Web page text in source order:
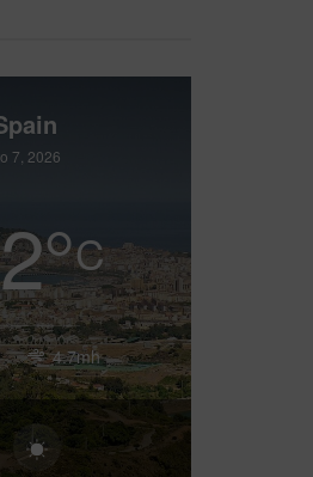
7, 2026
°C
4.7mh